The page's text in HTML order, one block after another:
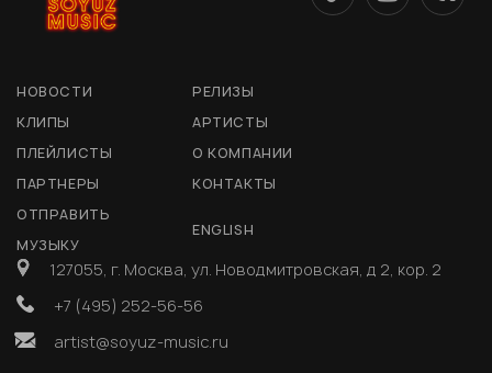
НОВОСТИ
РЕЛИЗЫ
КЛИПЫ
АРТИСТЫ
ПЛЕЙЛИСТЫ
О КОМПАНИИ
ПАРТНЕРЫ
КОНТАКТЫ
ОТПРАВИТЬ
МУЗЫКУ
ENGLISH
127055, г. Москва, ул. Новодмитровская, д 2, кор. 2
+7 (495) 252-56-56
artist@soyuz-music.ru